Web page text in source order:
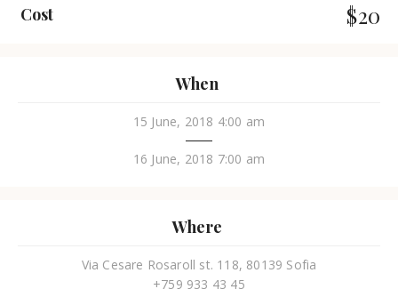
Cost $20
When
15 June, 2018 4:00 am
16 June, 2018 7:00 am
Where
Via Cesare Rosaroll st. 118, 80139 Sofia
+759 933 43 45